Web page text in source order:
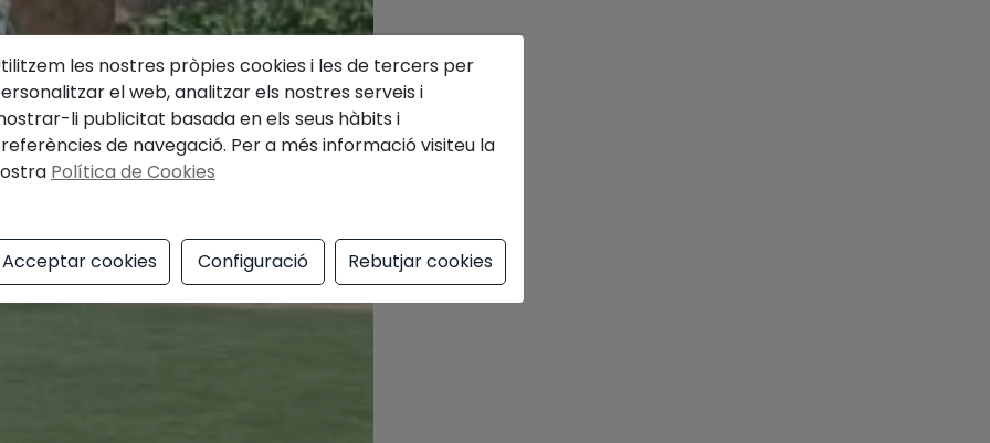
les nostres pròpies cookies i les de tercers per
el web, analitzar els nostres serveis i
li publicitat basada en els seus hàbits i
de navegació. Per a més informació visiteu la
Política de Cookies
Acceptar cookies Configuració Rebutjar cookies